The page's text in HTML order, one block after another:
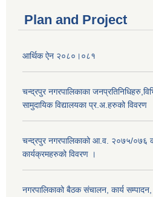
Plan and Project
आर्थिक ऐन २०८०।०८१
चन्द्रपुर नगरपालिकाका
सामुदायिक विद्यालयका प्र.अ.हरुको विवरण
चन्द्रपुर नगरपालिकाको आ.व. २०७५/०७६
कार्यक्रमहरुको विवरण ।
नगरपालिकाको बैठक संचालन, कार्य सम्पादन,